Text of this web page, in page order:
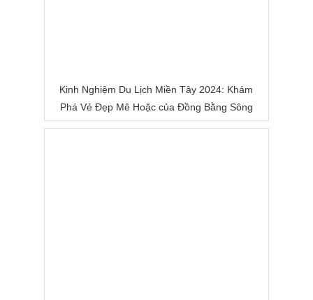
Kinh Nghiệm Du Lịch Miền Tây 2024: Khám
Phá Vẻ Đẹp Mê Hoặc của Đồng Bằng Sông
Nước